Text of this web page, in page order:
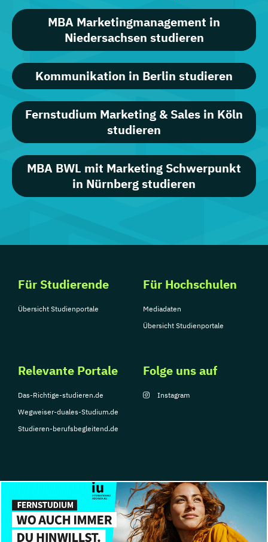
MBA Marketingmanagement in
Niedersachsen studieren
Kommunikation in Berlin studieren
Fernstudium Marketing & Sales in Köln
studieren
MBA BWL mit Marketing Schwerpunkt
in Nürnberg studieren
Für Studierende
Übersicht Studienportale
Für Hochschulen
Mediadaten
Übersicht Studienportale
Relevante Portale
Das-Richtige-studieren.de
Wegweiser-duales-Studium.de
Studieren-berufsbegleitend.de
Folge uns auf
Instagram
© Copyright 2026, TarGroup Media GmbH
Impressum
Datenschutzerklärung Nutzungsbedingungen